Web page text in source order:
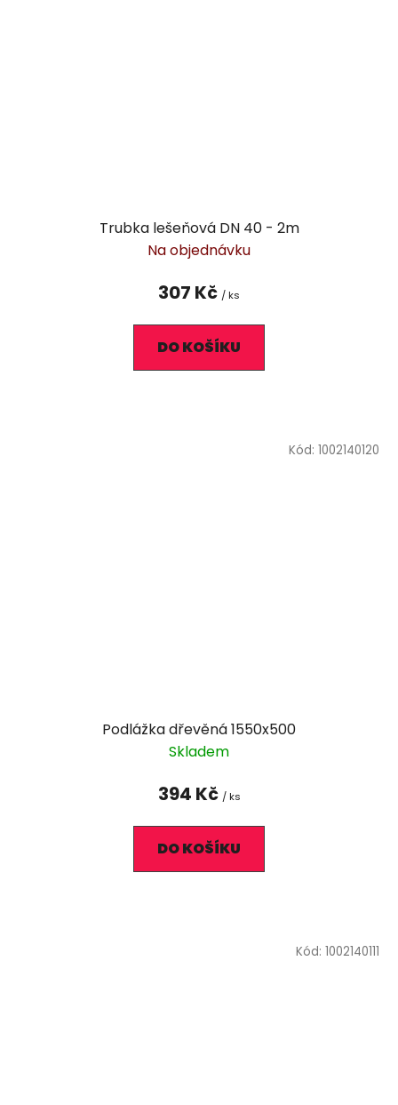
Trubka lešeňová DN 40 - 2m
Na objednávku
307 Kč / ks
DO KOŠÍKU
Podlážka dřevěná 1550x500
Skladem
394 Kč / ks
DO KOŠÍKU
Kód: 1002140120
Kód: 1002140111